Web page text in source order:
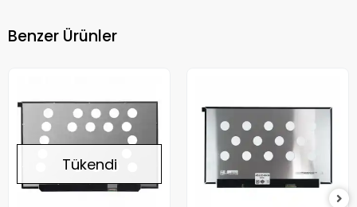
Benzer Ürünler
Tükendi